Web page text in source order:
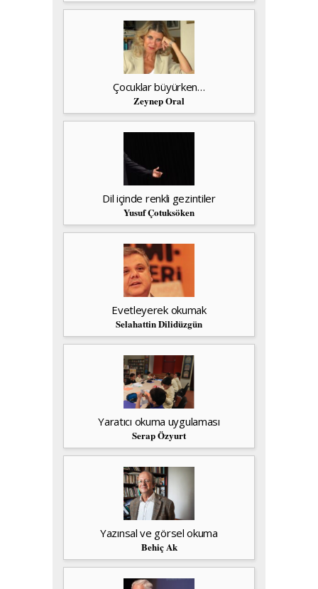
Çocuklar büyürken…
Zeynep Oral
Dil içinde renkli gezintiler
Yusuf Çotuksöken
Evetleyerek okumak
Selahattin Dilidüzgün
Yaratıcı okuma uygulaması
Serap Özyurt
Yazınsal ve görsel okuma
Behiç Ak